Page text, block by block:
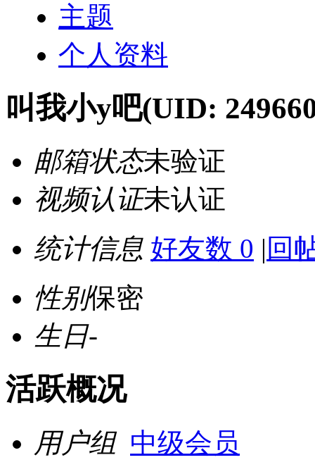
主题
个人资料
叫我小y吧(UID:
邮箱状态未验证
视频认证未认证
统计信息 好友数 0 | 回
性别保密
生日-
活跃概况
用户组 中级会员